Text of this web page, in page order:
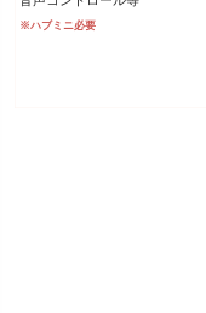
※ハブミニ必要